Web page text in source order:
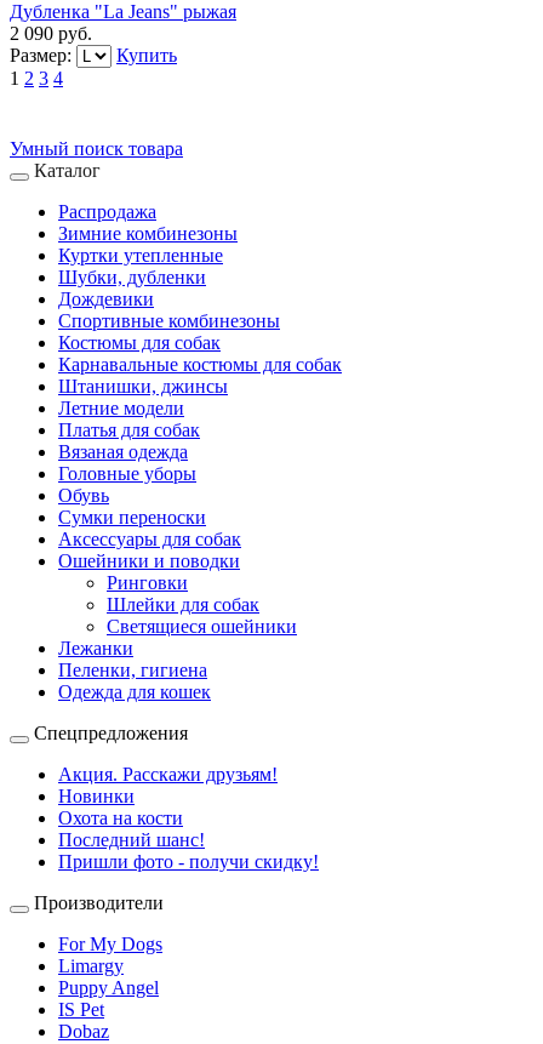
Дубленка "La Jeans" рыжая
2 090 руб.
Размер:
Купить
1 2 3 4
Умный поиск товара
Каталог
Распродажа
Зимние комбинезоны
Куртки утепленные
Шубки, дубленки
Дождевики
Спортивные комбинезоны
Костюмы для собак
Карнавальные костюмы для собак
Штанишки, джинсы
Летние модели
Платья для собак
Вязаная одежда
Головные уборы
Обувь
Сумки переноски
Аксессуары для собак
Ошейники и поводки
Ринговки
Шлейки для собак
Светящиеся ошейники
Лежанки
Пеленки, гигиена
Одежда для кошек
Спецпредложения
Акция. Расскажи друзьям!
Новинки
Охота на кости
Последний шанс!
Пришли фото - получи скидку!
Производители
For My Dogs
Limargy
Puppy Angel
IS Pet
Dobaz